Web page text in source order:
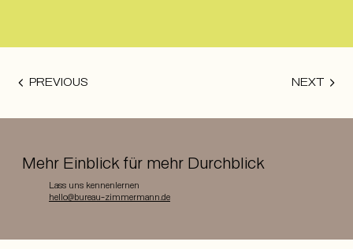
PREVIOUS NEXT
Mehr Einblick für mehr Durchblick
Lass uns kennenlernen
hello@bureau-zimmermann.de